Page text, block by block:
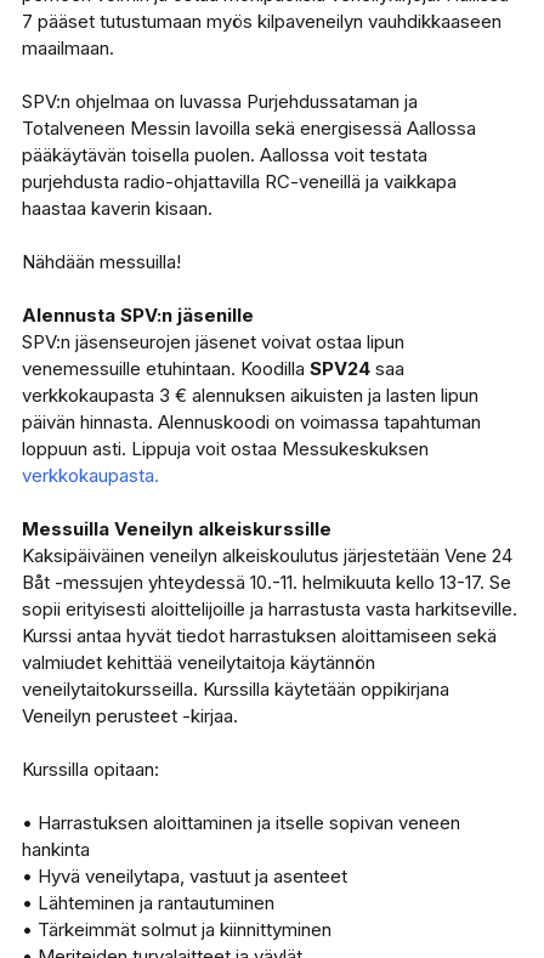
7 pääset tutustumaan myös kilpaveneilyn vauhdikkaaseen
maailmaan.
SPV:n ohjelmaa on luvassa Purjehdussataman ja
Totalveneen Messin lavoilla sekä energisessä Aallossa
pääkäytävän toisella puolen. Aallossa voit testata
purjehdusta radio-ohjattavilla RC-veneillä ja vaikkapa
haastaa kaverin kisaan.
Nähdään messuilla!
Alennusta SPV:n jäsenille
SPV:n jäsenseurojen jäsenet voivat ostaa lipun
venemessuille etuhintaan. Koodilla SPV24saa
verkkokaupasta 3 € alennuksen aikuisten ja lasten lipun
päivän hinnasta. Alennuskoodi on voimassa tapahtuman
loppuun asti. Lippuja voit ostaa Messukeskuksen
verkkokaupasta.
Messuilla Veneilyn alkeiskurssille
Kaksipäiväinen veneilyn alkeiskoulutus järjestetään Vene 24
Båt -messujen yhteydessä 10.-11. helmikuuta kello 13-17. Se
sopii erityisesti aloittelijoille ja harrastusta vasta harkitseville.
Kurssi antaa hyvät tiedot harrastuksen aloittamiseen sekä
valmiudet kehittää veneilytaitoja käytännön
veneilytaitokursseilla. Kurssilla käytetään oppikirjana
Veneilyn perusteet -kirjaa.
Kurssilla opitaan:
• Harrastuksen aloittaminen ja itselle sopivan veneen
hankinta
• Hyvä veneilytapa, vastuut ja asenteet
• Lähteminen ja rantautuminen
• Tärkeimmät solmut ja kiinnittyminen